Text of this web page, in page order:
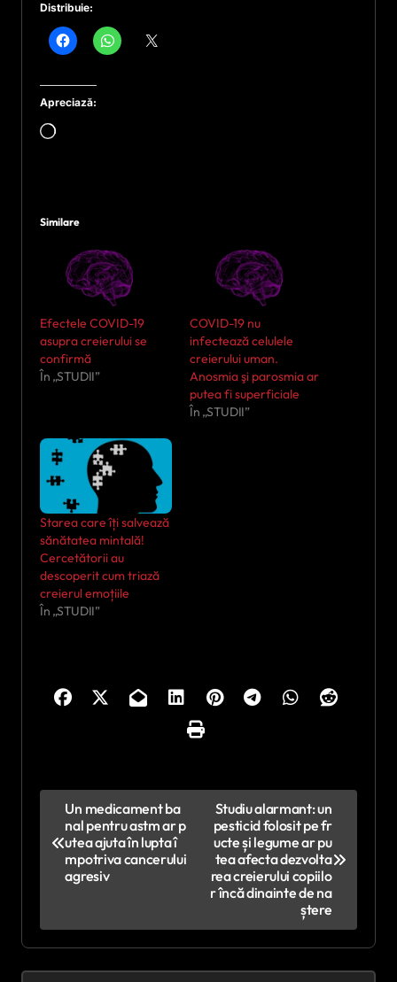
Distribuie:
Apreciază:
Încarc...
Similare
Efectele COVID-19
asupra creierului se
confirmă
În „STUDII”
COVID-19 nu
infectează celulele
creierului uman.
Anosmia şi parosmia ar
putea fi superficiale
În „STUDII”
Starea care îți salvează
sănătatea mintală!
Cercetătorii au
descoperit cum triază
creierul emoțiile
În „STUDII”
a
Un medicament ba
nal pentru astm ar p
utea ajuta în lupta î
mpotriva cancerului
agresiv
Studiu alarmant: un
pesticid folosit pe fr
ucte și legume ar pu
tea afecta dezvolta
rea creierului copiilo
r încă dinainte de na
ștere